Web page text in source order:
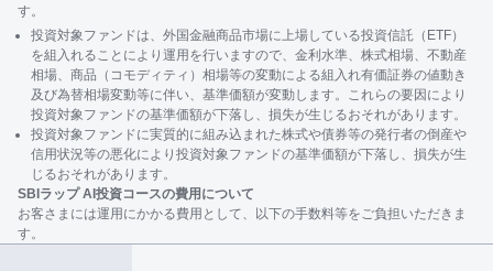
す。
投資対象ファンドは、外国金融商品市場に上場している投資信託（ETF）
を組入れることにより運用を行いますので、金利水準、株式相場、不動産
相場、商品（コモディティ）相場等の変動による組入れ有価証券の値動き
及び為替相場変動等に伴い、基準価額が変動します。これらの要因により
投資対象ファンドの基準価額が下落し、損失が生じるおそれがあります。
投資対象ファンドに実質的に組み込まれた株式や債券等の発行者の倒産や
信用状況等の悪化により投資対象ファンドの基準価額が下落し、損失が生
じるおそれがあります。
SBIラップ AI投資コースの費用について
お客さまには運用にかかる費用として、以下の手数料等をご負担いただきま
す。